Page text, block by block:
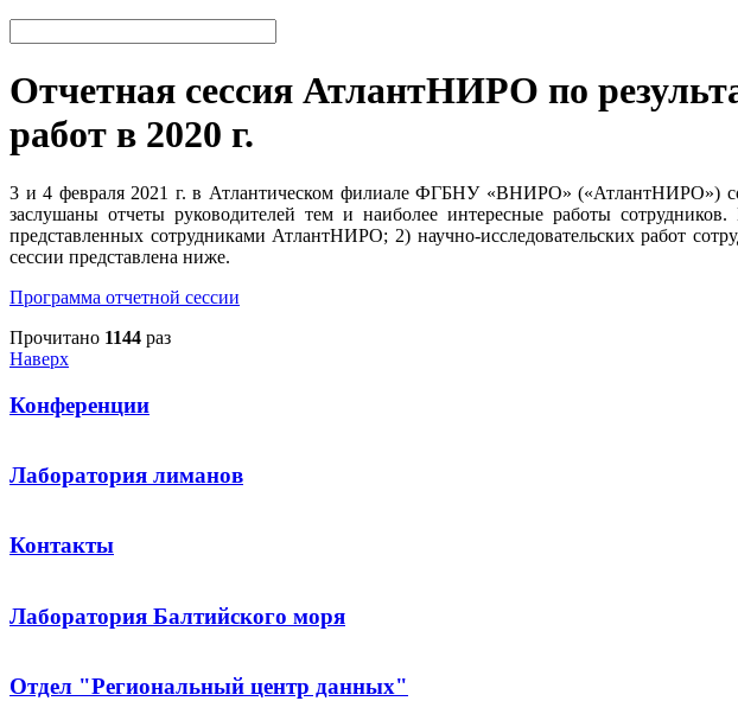
Отчетная сессия АтлантНИРО по
работ в 2020 г.
3 и 4 февраля 2021 г. в Атлантическом филиале ФГБНУ «ВНИРО» («АтлантНИРО»)
заслушаны отчеты руководителей тем и наиболее интересные работы
представленных сотрудниками АтлантНИРО; 2) научно-исследовательских работ
сессии представлена ниже.
Программа отчетной сессии
Прочитано 1144 раз
Наверх
Конференции
Лаборатория лиманов
Контакты
Лаборатория Балтийского моря
Отдел "Региональный центр данных"